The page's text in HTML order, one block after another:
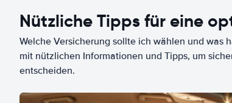
Nützliche Tipps für eine
Welche Versicherung sollte ich wählen und was
mit nützlichen Informationen und Tipps, um
entscheiden.